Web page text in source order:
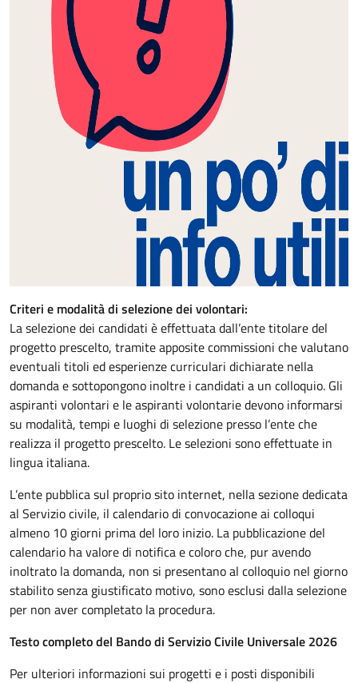
Criteri e modalità di selezione dei volontari:
La selezione dei candidati è effettuata dall’ente titolare del
progetto prescelto, tramite apposite commissioni che valutano
eventuali titoli ed esperienze curriculari dichiarate nella
domanda e sottopongono inoltre i candidati a un colloquio. Gli
aspiranti volontari e le aspiranti volontarie devono informarsi
su modalità, tempi e luoghi di selezione presso l’ente che
realizza il progetto prescelto. Le selezioni sono effettuate in
lingua italiana.
L’ente pubblica sul proprio sito internet, nella sezione dedicata
al Servizio civile, il calendario di convocazione ai colloqui
almeno 10 giorni prima del loro inizio. La pubblicazione del
calendario ha valore di notifica e coloro che, pur avendo
inoltrato la domanda, non si presentano al colloquio nel giorno
stabilito senza giustificato motivo, sono esclusi dalla selezione
per non aver completato la procedura.
Testo completo del Bando di Servizio Civile Universale 2026
Per ulteriori informazioni sui progetti e i posti disponibili